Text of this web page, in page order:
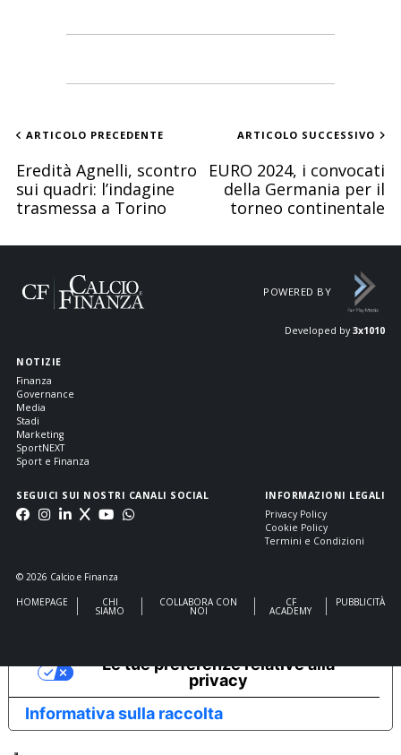
ARTICOLO PRECEDENTE
Eredità Agnelli, scontro
sui quadri: l’indagine
trasmessa a Torino
ARTICOLO SUCCESSIVO
EURO 2024, i convocati
della Germania per il
torneo continentale
POWERED BY
Developed by 3x1010
NOTIZIE
Finanza
Governance
Media
Stadi
Marketing
SportNEXT
Sport e Finanza
SEGUICI SUI NOSTRI CANALI SOCIAL
INFORMAZIONI LEGALI
Privacy Policy
Cookie Policy
Termini e Condizioni
© 2026 Calcio e Finanza
HOMEPAGE
CHI
SIAMO
COLLABORA CON
NOI
CF
ACADEMY
PUBBLICITÀ
Informativa sulla raccolta
Le tue preferenze relative alla
privacy